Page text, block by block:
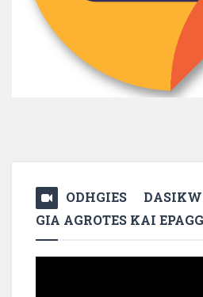
ODHGIES
GIA AGROTES KAI